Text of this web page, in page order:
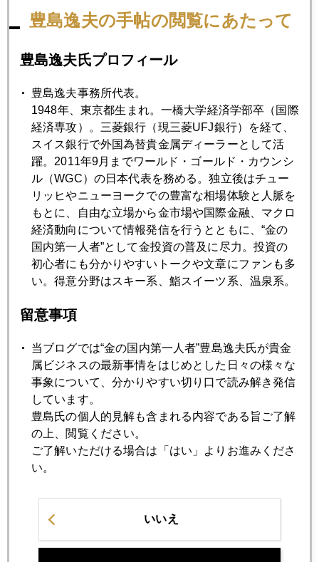
2015年03月27日
２０１５年ドル円見通しについて
世界のマネーの流れ、最新情勢をＴＶで語る
2015年03月25日
老後貧乏に備える若い女性たち
2015年03月24日
ＦＲＢがバブル予防的「利下げ」する日は来るか
2015年03月23日
がない」
2015年03月20日
２０２０年、２０３０年の金価格
2015年03月19日
ＦＯＭＣ後、金プラチナ急反騰
豊島逸夫の手帖の閲覧にあたって
豊島逸夫氏プロフィール
豊島逸夫事務所代表。
1948年、東京都生まれ。一橋大学経済学部卒（国際
経済専攻）。三菱銀行（現三菱UFJ銀行）を経て、
スイス銀行で外国為替貴金属ディーラーとして活
躍。2011年9月までワールド・ゴールド・カウンシ
ル（WGC）の日本代表を務める。独立後はチュー
リッヒやニューヨークでの豊富な相場体験と人脈を
もとに、自由な立場から金市場や国際金融、マクロ
経済動向について情報発信を行うとともに、“金の
国内第一人者”として金投資の普及に尽力。投資の
初心者にも分かりやすいトークや文章にファンも多
い。得意分野はスキー系、鮨スイーツ系、温泉系。
留意事項
当ブログでは“金の国内第一人者”豊島逸夫氏が貴金
属ビジネスの最新事情をはじめとした日々の様々な
事象について、分かりやすい切り口で読み解き発信
しています。
豊島氏の個人的見解も含まれる内容である旨ご了解
の上、閲覧ください。
ご了解いただける場合は「はい」よりお進みくださ
い。
いいえ